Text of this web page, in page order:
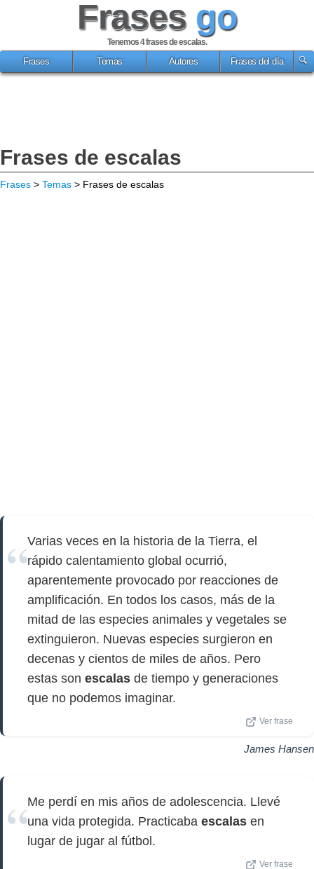
Frases go
Tenemos 4frases de escalas.
Frases
Temas Autores Frases del día
Frases de escalas
Frases > Temas > Frases de escalas
Varias veces en la historia de la Tierra, el
rápido calentamiento global ocurrió,
aparentemente provocado por reacciones de
amplificación. En todos los casos, más de la
mitad de las especies animales y vegetales se
extinguieron. Nuevas especies surgieron en
decenas y cientos de miles de años. Pero
estas son escalas de tiempo y generaciones
que no podemos imaginar.
Ver frase
James Hansen
Me perdí en mis años de adolescencia. Llevé
una vida protegida. Practicaba escalas en
lugar de jugar al fútbol.
Ver frase